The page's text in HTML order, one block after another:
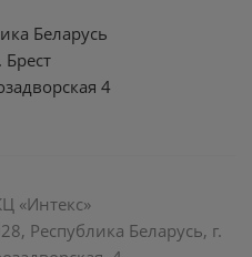
Беларусь
Брест
4
«Интекс»
Республика Беларусь, г.